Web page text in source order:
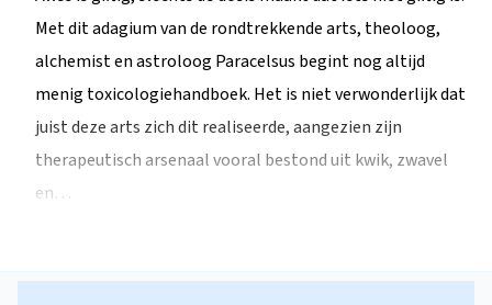
Met dit adagium van de rondtrekkende arts, theoloog,
alchemist en astroloog Paracelsus begint nog altijd
menig toxicologiehandboek. Het is niet verwonderlijk dat
juist deze arts zich dit realiseerde, aangezien zijn
therapeutisch arsenaal vooral bestond uit kwik, zwavel
en…